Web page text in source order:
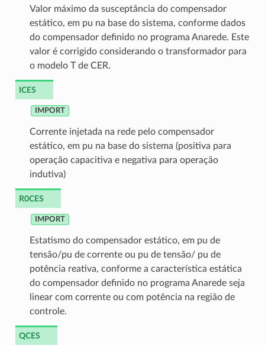
Valor máximo da susceptância do compensador
estático, em pu na base do sistema, conforme dados
do compensador definido no programa Anarede. Este
valor é corrigido considerando o transformador para
o modelo T de CER.
ICES
IMPORT
Corrente injetada na rede pelo compensador
estático, em pu na base do sistema (positiva para
operação capacitiva e negativa para operação
indutiva)
R0CES
IMPORT
Estatismo do compensador estático, em pu de
tensão/pu de corrente ou pu de tensão/ pu de
potência reativa, conforme a característica estática
do compensador definido no programa Anarede seja
linear com corrente ou com potência na região de
controle.
QCES